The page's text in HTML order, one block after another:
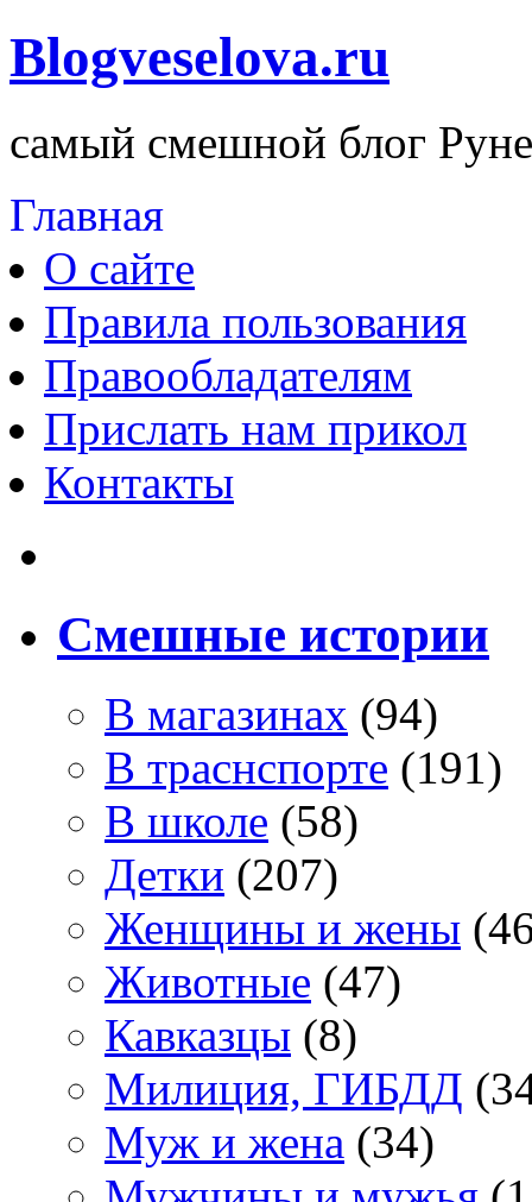
Blogveselova.ru
самый смешной блог
Главная
О сайте
Правила пользования
Правообладателям
Прислать нам прикол
Контакты
Смешные истории
В магазинах (94)
В траснспорте (191)
В школе (58)
Детки (207)
Женщины и жены
Животные (47)
Кавказцы (8)
Милиция, ГИБДД
Муж и жена (34)